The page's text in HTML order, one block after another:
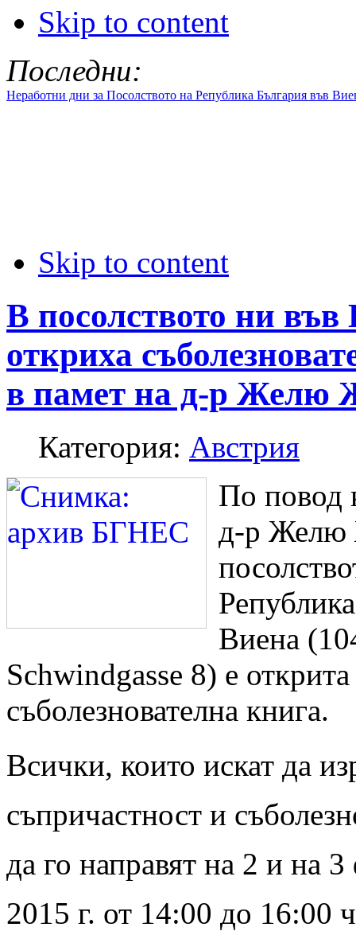
Skip to content
Последни:
Неработни дни за Посолството на Република България във
Skip to content
В посолството ни във
откриха
в памет на д-р Желю
Категория: Австрия
По повод
д-р Желю
Виена
Schwindgasse 8) е открита
съболезнователна книга.
Всички, които искат да
съпричастност и
да го направят на 2 и на
2015 г. от 14:00 до 16:00